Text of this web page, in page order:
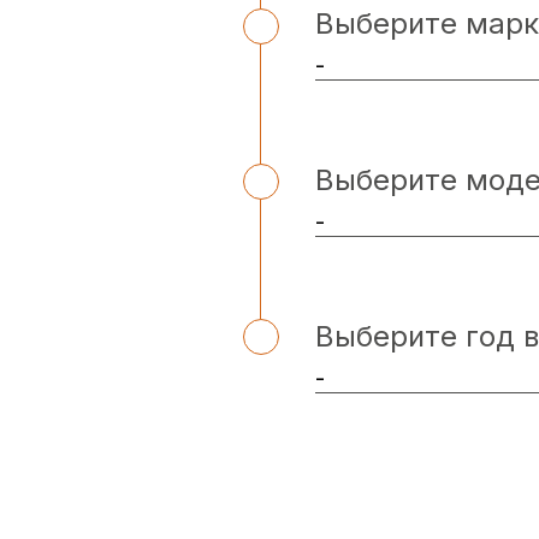
Выберите
Выберите
Выберите год